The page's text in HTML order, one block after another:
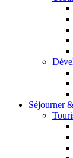
Séjourner